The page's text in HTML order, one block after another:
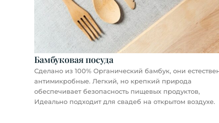
Бамбуковая посуда
Сделано из 100% Органический бамбук, они
антимикробные. Легкий, но крепкий природа
обеспечивает безопасность пищевых продуктов,
Идеально подходит для свадеб на открытом воздухе.